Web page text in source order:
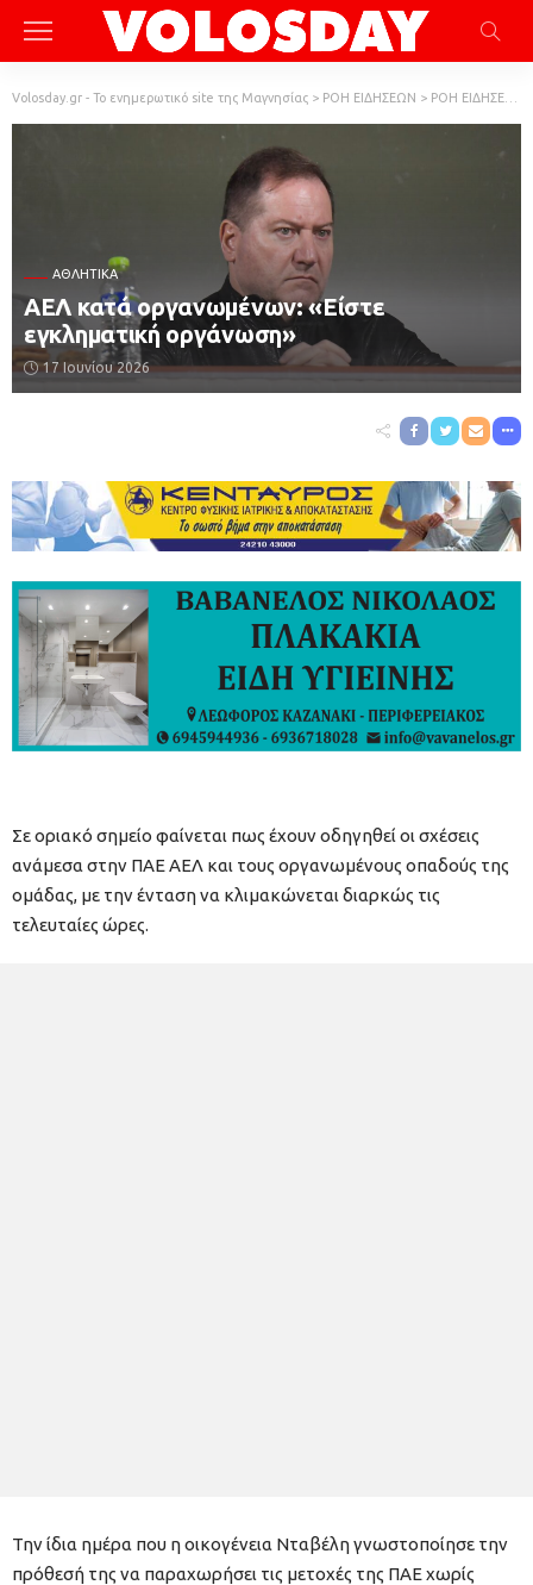
Volosday.gr - Το ενημερωτικό site της Μαγνησίας > ΡΟΗ ΕΙΔΗΣΕΩΝ > ΡΟΗ ΕΙΔΗΣΕΩΝ
ΑΘΛΗΤΙΚΆ
ΑΕΛ κατά οργανωμένων: «Είστε
εγκληματική οργάνωση»
17 Ιουνίου 2026
Σε οριακό σημείο φαίνεται πως έχουν οδηγηθεί οι σχέσεις
ανάμεσα στην ΠΑΕ ΑΕΛ και τους οργανωμένους οπαδούς της
ομάδας, με την ένταση να κλιμακώνεται διαρκώς τις
τελευταίες ώρες.
Την ίδια ημέρα που η οικογένεια Νταβέλη γνωστοποίησε την
πρόθεσή της να παραχωρήσει τις μετοχές της ΠΑΕ χωρίς